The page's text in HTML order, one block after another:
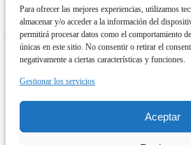
Para ofrecer las mejores experiencias, utilizamos
almacenar y/o acceder a la información del
permitirá procesar datos como el comportamiento
únicas en este sitio. No consentir o retirar el
negativamente a ciertas características y funciones.
Gestionar los servicios
Aceptar
Avinguda de França, 07400 Alcúdia,
Abierto de 9.00 a 19.00h.